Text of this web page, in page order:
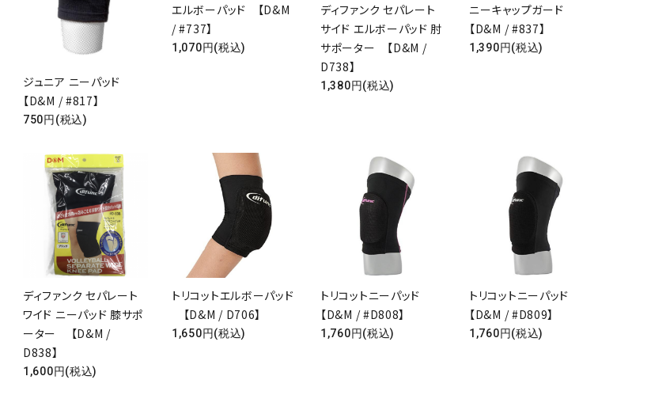
ジュニア ニーパッド
【D&M / #817】
750円(税込)
エルボーパッド 【D&M
/ #737】
1,070円(税込)
ディファンク セパレート
サイド エルボーパッド 肘
サポーター 【D&M /
D738】
1,380円(税込)
ニーキャップガード
【D&M / #837】
1,390円(税込)
ディファンク セパレート
ワイド ニーパッド 膝サポ
ーター 【D&M /
D838】
1,600円(税込)
トリコットエルボーパッド
【D&M / D706】
1,650円(税込)
トリコットニーパッド
【D&M / #D808】
1,760円(税込)
トリコットニーパッド
【D&M / #D809】
1,760円(税込)
close